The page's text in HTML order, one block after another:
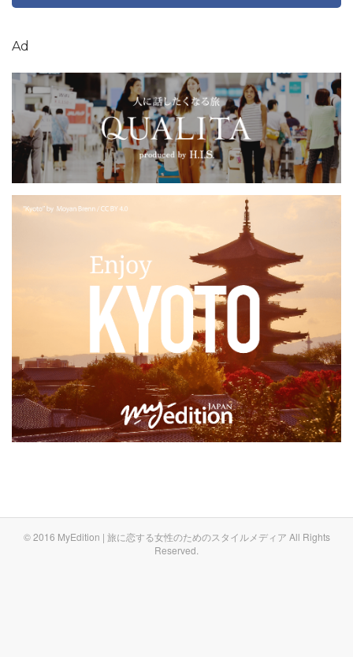
Ad
© 2016 MyEdition | 旅に恋する女性のためのスタイルメディア All Rights
Reserved.